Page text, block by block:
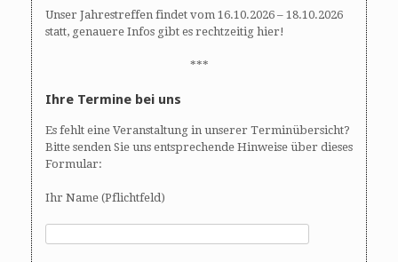
Unser Jahrestreffen findet vom 16.10.2026 – 18.10.2026
statt, genauere Infos gibt es rechtzeitig hier!
***
Ihre Termine bei uns
Es fehlt eine Veranstaltung in unserer Terminübersicht?
Bitte senden Sie uns entsprechende Hinweise über dieses
Formular:
Ihr Name (Pflichtfeld)